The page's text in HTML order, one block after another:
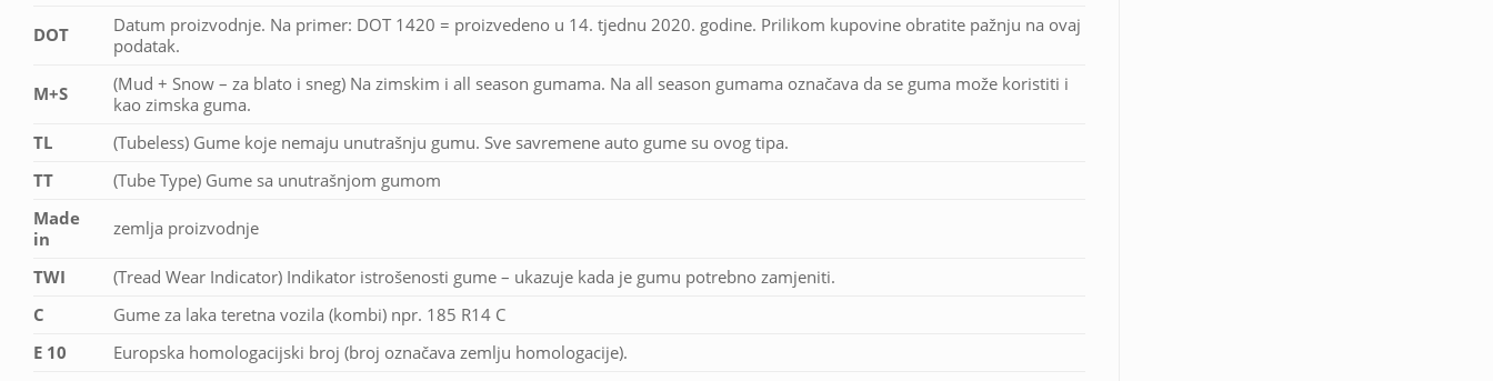
DOT
Datum proizvodnje. Na primer: DOT 1420 = proizvedeno u 14. tjednu 2020. godine. Prilikom kupovine obratite pažnju na ovaj
podatak.
M+S
(Mud + Snow – za blato i sneg) Na zimskim i all season gumama. Na all season gumama označava da se guma može koristiti i
kao zimska guma.
TL
(Tubeless) Gume koje nemaju unutrašnju gumu. Sve savremene auto gume su ovog tipa.
TT
(Tube Type) Gume sa unutrašnjom gumom
Made
in
zemlja proizvodnje
TWI
(Tread Wear Indicator) Indikator istrošenosti gume – ukazuje kada je gumu potrebno zamjeniti.
C
Gume za laka teretna vozila (kombi) npr. 185 R14 C
E 10
Europska homologacijski broj (broj označava zemlju homologacije).